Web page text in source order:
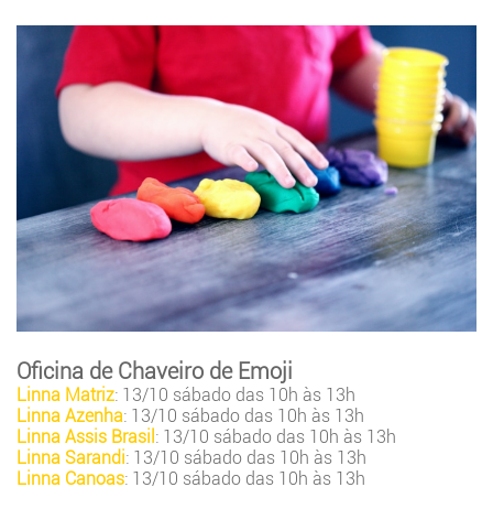
Oficina de Chaveiro de Emoji
Linna Matriz: 13/10 sábado das 10h às 13h
Linna Azenha: 13/10 sábado das 10h às 13h
Linna Assis Brasil : 13/10 sábado das 10h às 13h
Linna Sarandi: 13/10 sábado das 10h às 13h
Linna Canoas: 13/10 sábado das 10h às 13h